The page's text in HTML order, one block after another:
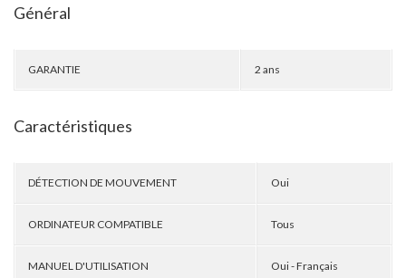
Général
GARANTIE 2 ans
Caractéristiques
DÉTECTION DE MOUVEMENT Oui
ORDINATEUR COMPATIBLE Tous
MANUEL D'UTILISATION Oui - Français